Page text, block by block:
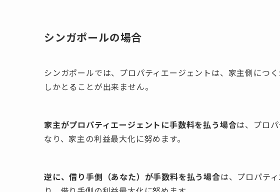
シンガポールの場合
シンガポールでは、プロパティエージェントは、家主側につ
しかとることが出来ません。
家主がプロパティエージェントに手数料を払う場合は、プロ
なり、家主の利益最大化に努めます。
逆に、借り手側（あなた）が手数料を払う場合は、プロパテ